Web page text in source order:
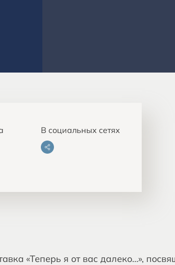
В социальных сетях
«Теперь я от вас далеко…»,